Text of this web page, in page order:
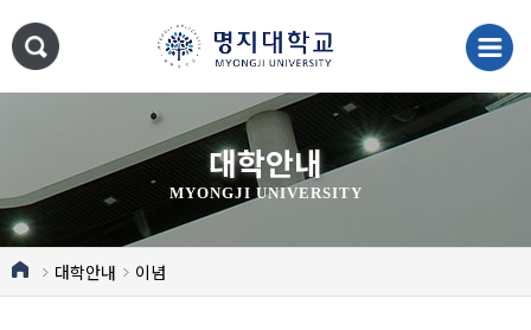
대학안내
MYONGJI UNIVERSITY
대학안내 이념